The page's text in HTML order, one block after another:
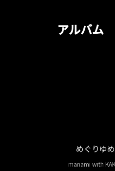
アルバム
めぐりゆめ
manami with